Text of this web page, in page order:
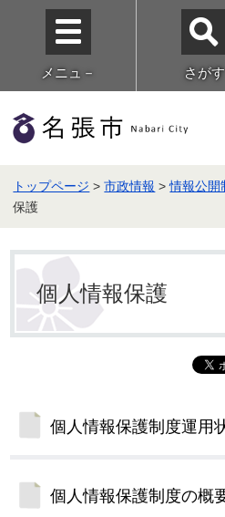
メニュ－ さがす
トップページ >市政情報 >情報公開
保護
個人情報保護
個人情報保護制度運用
個人情報保護制度の概